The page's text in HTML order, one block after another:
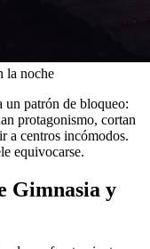
la noche
un patrón de bloqueo:
protagonismo, cortan
a centros incómodos.
equivocarse.
Gimnasia y